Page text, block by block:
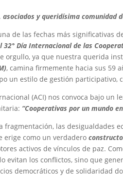
asociados y queridísima comunidad
de las fechas más significativas
Día Internacional de las
orgullo, ya que nuestra querida
, camina firmemente hacia sus 59
un estilo de gestión participativo,
(ACI) nos convoca bajo un
“Cooperativas por un mundo
fragmentación, las desigualdades
erige como un verdadero
activos de vínculos de paz.
evitan los conflictos, sino que
democráticos y de solidaridad